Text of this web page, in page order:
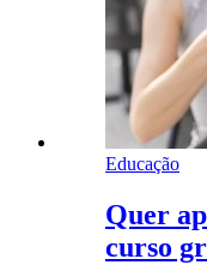
Educação
Quer
curso